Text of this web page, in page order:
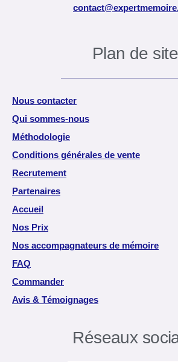
Plan de site
Nous contacter
Qui sommes-nous
Méthodologie
Conditions générales de vente
Recrutement
Partenaires
Accueil
Nos Prix
Nos accompagnateurs de mémoire
FAQ
Commander
Avis & Témoignages
Réseaux